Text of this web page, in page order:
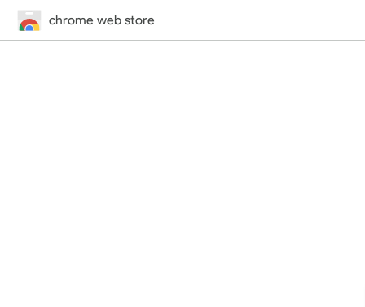
chrome web store